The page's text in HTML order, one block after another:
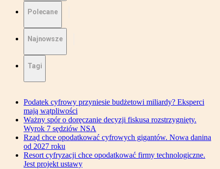
Polecane
Najnowsze
Tagi
Podatek cyfrowy przyniesie budżetowi miliardy? Eksperci
mają wątpliwości
Ważny spór o doręczanie decyzji fiskusa rozstrzygnięty.
Wyrok 7 sędziów NSA
Rząd chce opodatkować cyfrowych gigantów. Nowa danina
od 2027 roku
Resort cyfryzacji chce opodatkować firmy technologiczne.
Jest projekt ustawy